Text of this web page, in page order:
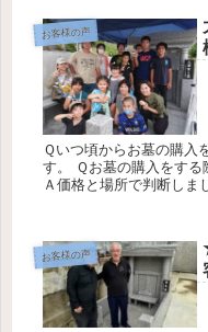
お客様の声
Ｑいつ頃からお墓の購入
す。 Ｑお墓の購入をする
Ａ価格と場所で判断しま
お客様の声